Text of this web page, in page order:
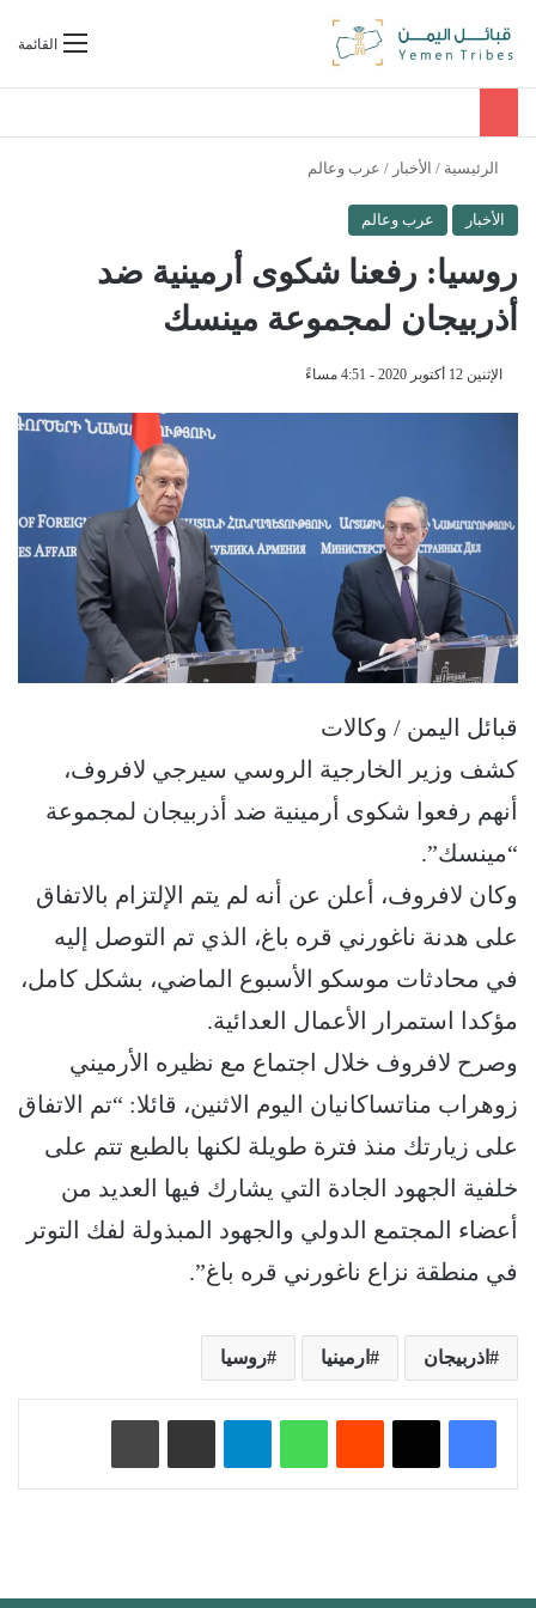
القائمةبحث عن
الرئيسية / الأخبار / عرب وعالم
الأخبار عرب وعالم
روسيا: رفعنا شكوى أرمينية ضد
أذربيجان لمجموعة مينسك
الإثنين 12 أكتوبر 2020 - 4:51 مساءً
قبائل اليمن / وكالات
كشف وزير الخارجية الروسي سيرجي ‏لافروف،
أنهم رفعوا شكوى أرمينية ضد أذربيجان لمجموعة
“مينسك”.
وكان لافروف، أعلن عن أنه لم يتم الإلتزام بالاتفاق
على هدنة ناغورني قره باغ، الذي تم التوصل إليه
في محادثات موسكو الأسبوع الماضي، بشكل كامل،
مؤكدا استمرار الأعمال العدائية.
وصرح لافروف خلال اجتماع مع نظيره الأرميني
زوهراب مناتساكانيان اليوم الاثنين، قائلا: “تم الاتفاق
على زيارتك منذ فترة طويلة لكنها بالطبع تتم على
خلفية الجهود الجادة التي يشارك فيها العديد من
أعضاء المجتمع الدولي والجهود المبذولة لفك التوتر
في منطقة نزاع ناغورني قره باغ”.‎
اذربيجان ارمينيا روسيا
واتساب تيلقرام